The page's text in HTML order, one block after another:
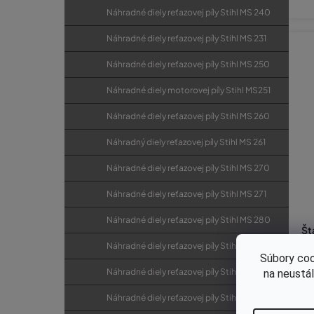
Súbory
na
Náhradné diely reťazovej píly Stihl MS 240
Náhradné diely reťazovej píly Stihl MS 231
Náhradné diely reťazovej píly Stihl MS 250
Náhradné diely motorovej píly Stihl MS251
Náhradné diely reťazovej píly Stihl MS 260
Náhradný diely reťazovej píly Stihl MS 261
Náhradné diely reťazovej píly Stihl MS 270
Náhradné diely reťazovej píly Stihl MS 271
Náhradné diely reťazovej píly Stihl MS 280
Náhradné diely reťazovej píly Stihl MS 290
Náhradné diely reťazovej píly Stihl MS 291
Náhradné diely reťazovej píly Stihl MS 310
0,